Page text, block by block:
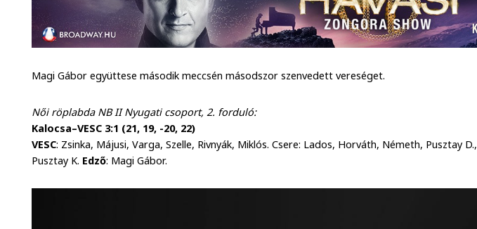
Magi Gábor együttese második meccsén másodszor szenvedett vereséget.
Női röplabda NB II Nyugati csoport, 2. forduló:
Kalocsa–VESC 3:1 (21, 19, -20, 22)
VESC: Zsinka, Májusi, Varga, Szelle, Rivnyák, Miklós. Csere: Lados, Horváth, Németh, Pusztay D.,
Pusztay K. Edző: Magi Gábor.